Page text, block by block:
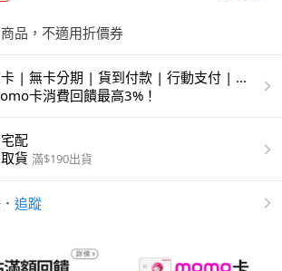
品，不適用折價券
| 無卡分期 | 貨到付款 | 行動支付 | 超
| ATM | 銀聯卡
卡消費回饋最高3%！
配
貨 滿$190出貨
． 追蹤